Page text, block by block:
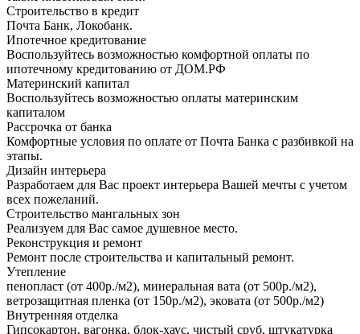
Строительство в кредит
Почта Банк, Локобанк.
Ипотечное кредитование
Воспользуйтесь возможностью комфортной оплаты по
ипотечному кредитованию от ДОМ.РФ
Материнский капитал
Воспользуйтесь возможностью оплаты материнским
капиталом
Рассрочка от банка
Комфортные условия по оплате от Почта Банка с разбивкой на
этапы.
Дизайн интерьера
Разработаем для Вас проект интерьера Вашей мечты с учетом
всех пожеланий.
Строительство мангальных зон
Реализуем для Вас самое душевное место.
Реконструкция и ремонт
Ремонт после строительства и капитальный ремонт.
Утепление
пенопласт (от 400р./м2), минеральная вата (от 500р./м2),
ветрозащитная пленка (от 150р./м2), эковата (от 500р./м2)
Внутренняя отделка
Гипсокартон, вагонка, блок-хаус, чистый сруб, штукатурка